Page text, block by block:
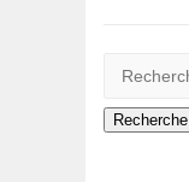
Recherche